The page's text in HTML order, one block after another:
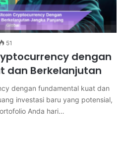
51
dengan
dan Berkelanjutan
dengan fundamental kuat dan
investasi baru yang potensial,
Anda hari…